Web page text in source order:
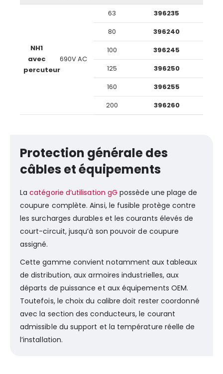
NH1
avec
percuteur
690V AC
63
396235
80
396240
100
396245
125
396250
160
396255
200
396260
Protection générale des
câbles et équipements
Lacatégorie d’utilisation gG possède une plage de
coupure complète. Ainsi, le fusible protège contre
les surcharges durables et les courants élevés de
court-circuit, jusqu’à son pouvoir de coupure
assigné.
Cette gamme convient notamment aux tableaux
de distribution, aux armoires industrielles, aux
départs de puissance et aux équipements OEM.
Toutefois, le choix du calibre doit rester coordonné
avec la section des conducteurs, le courant
admissible du support et la température réelle de
l’installation.